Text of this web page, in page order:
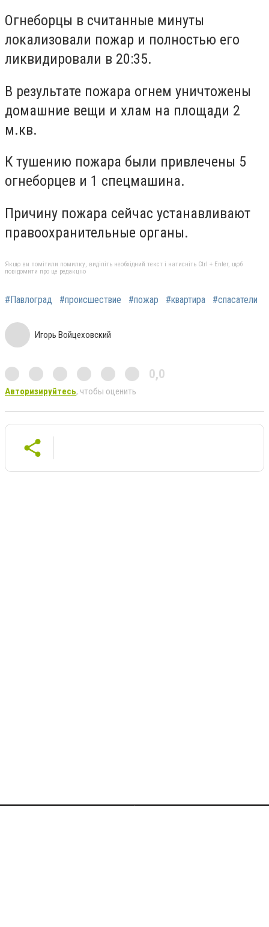
Огнеборцы в считанные минуты
локализовали пожар и полностью его
ликвидировали в 20:35.
В результате пожара огнем уничтожены
домашние вещи и хлам на площади 2
м.кв.
К тушению пожара были привлечены 5
огнеборцев и 1 спецмашина.
Причину пожара сейчас устанавливают
правоохранительные органы.
Якщо ви помітили помилку, виділіть необхідний текст і натисніть Ctrl + Enter, щоб
повідомити про це редакцію
#Павлоград #происшествие #пожар #квартира #спасатели
Игорь Войцеховский
0,0
Авторизируйтесь, чтобы оценить